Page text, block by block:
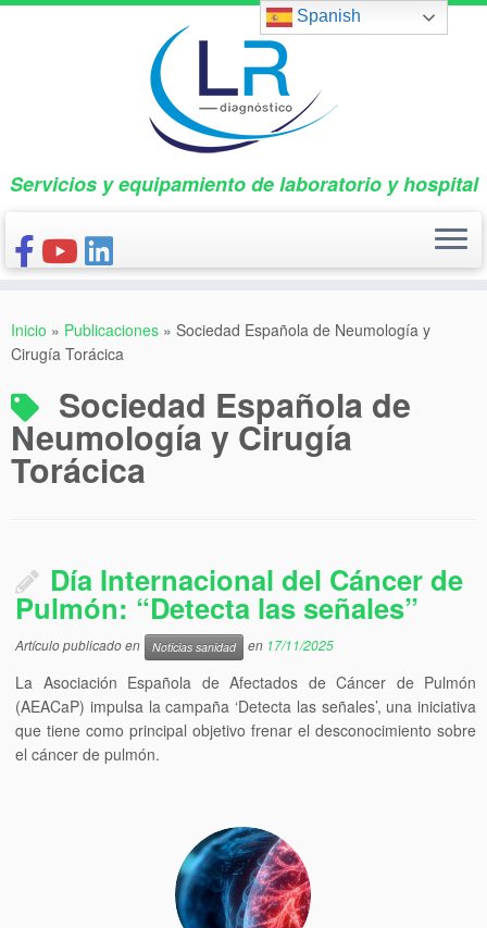
Saltar
Servicios y equipamiento de laboratorio y hospital
CONÓCENOS
PUBLICACIONES
CONTACTO
Inicio » Publicaciones » Sociedad Española de Neumología y
Cirugía Torácica
Sociedad Española de
Neumología y Cirugía
Torácica
Día Internacional del Cáncer de
Pulmón: “Detecta las señales”
Artículo publicado en Noticias sanidad en 17/11/2025
La Asociación Española de Afectados de Cáncer de Pulmón
(AEACaP) impulsa la campaña ‘Detecta las señales’, una iniciativa
que tiene como principal objetivo frenar el desconocimiento sobre
el cáncer de pulmón.
Spanish